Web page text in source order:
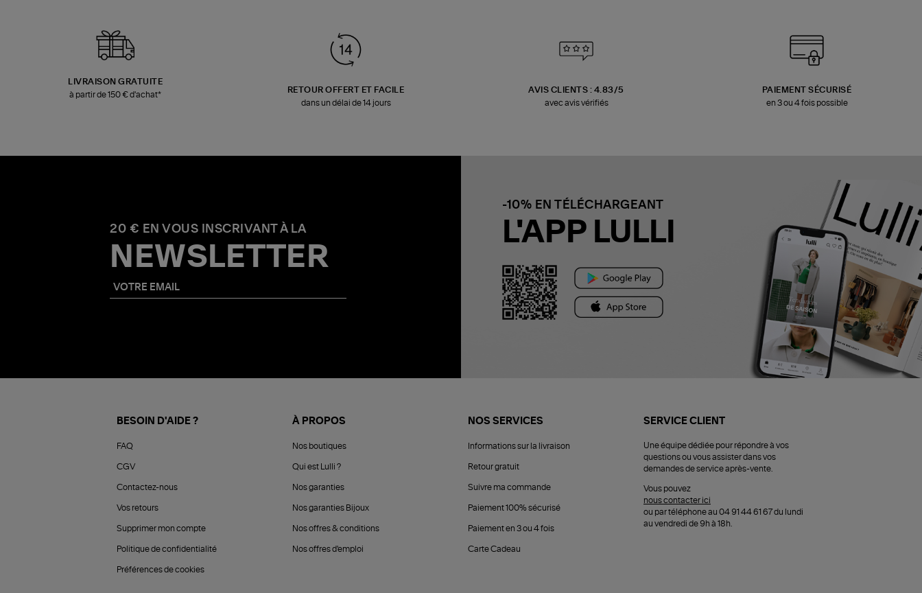
LIVRAISON GRATUITE
à partir de 150 € d'achat*
RETOUR OFFERT ET FACILE
dans un délai de 14 jours
AVIS CLIENTS : 4.83/5
avec avis vérifiés
PAIEMENT SÉCURISÉ
en 3 ou 4 fois possible
20 € EN VOUS INSCRIVANT À LA
NEWSLETTER
-10% EN TÉLÉCHARGEANT
L'APP LULLI
BESOIN D'AIDE ?
FAQ
CGV
Contactez-nous
Vos retours
Supprimer mon compte
Politique de confidentialité
Préférences de cookies
À PROPOS
Nos boutiques
Qui est Lulli ?
Nos garanties
Nos garanties Bijoux
Nos offres & conditions
Nos offres d'emploi
NOS SERVICES
Informations sur la livraison
Retour gratuit
Suivre ma commande
Paiement 100% sécurisé
Paiement en 3 ou 4 fois
Carte Cadeau
SERVICE CLIENT
Une équipe dédiée pour répondre à vos
questions ou vous assister dans vos
demandes de service après-vente.
Vous pouvez
nous contacter ici
ou par téléphone au 04 91 44 61 67 du lundi
au vendredi de 9h à 18h.